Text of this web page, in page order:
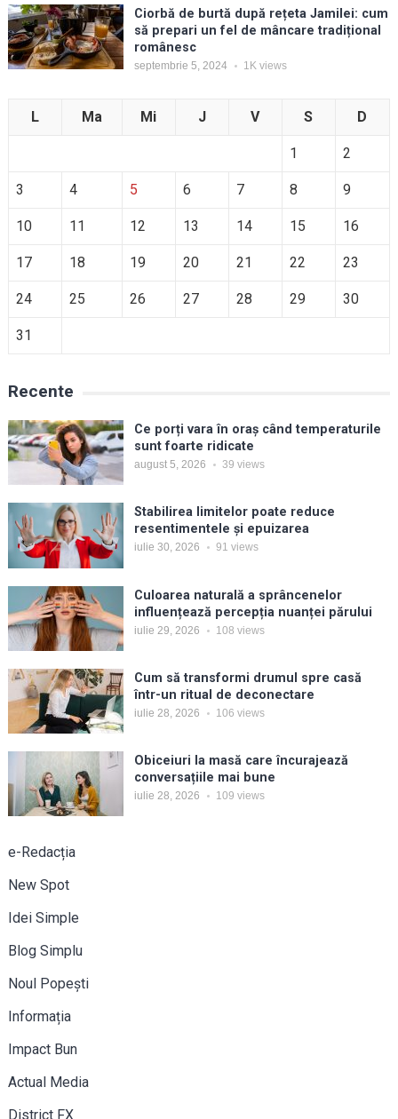
Ciorbă de burtă după rețeta Jamilei: cum
să prepari un fel de mâncare tradițional
românesc
septembrie 5, 2024 1Kviews
L Ma Mi J V S D
1 2
3 4 5 6 7 8 9
10 11 12 13 14 15 16
17 18 19 20 21 22 23
24 25 26 27 28 29 30
31
Recente
Ce porți vara în oraș când temperaturile
sunt foarte ridicate
august 5, 2026 39 views
Stabilirea limitelor poate reduce
resentimentele și epuizarea
iulie 30, 2026 91 views
Culoarea naturală a sprâncenelor
influențează percepția nuanței părului
iulie 29, 2026 108 views
Cum să transformi drumul spre casă
într-un ritual de deconectare
iulie 28, 2026 106 views
Obiceiuri la masă care încurajează
conversațiile mai bune
iulie 28, 2026 109 views
e-Redacția
New Spot
Idei Simple
Blog Simplu
Noul Popești
Informația
Impact Bun
Actual Media
District FX